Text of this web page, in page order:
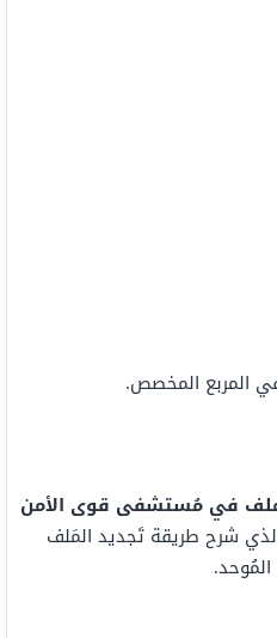
المربع المخصص.
في مُستشفى قوى الأمن
شرح طريقة تَجديد المَلف